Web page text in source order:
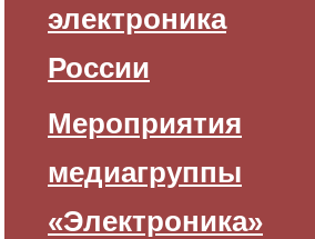
электроника
России
Мероприятия
медиагруппы
«Электроника»